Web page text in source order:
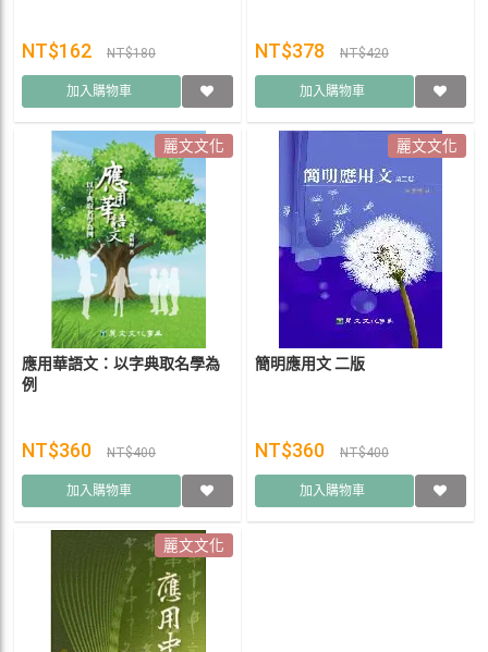
NT$162 NT$180
加入購物車
NT$378 NT$420
加入購物車
麗文文化
應用華語文：以字典取名學為
例
NT$360 NT$400
加入購物車
麗文文化
簡明應用文 二版
NT$360 NT$400
加入購物車
麗文文化